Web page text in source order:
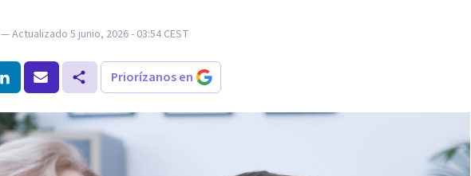
— Actualizado 5 junio, 2026 - 03:54 CEST
Priorízanos en